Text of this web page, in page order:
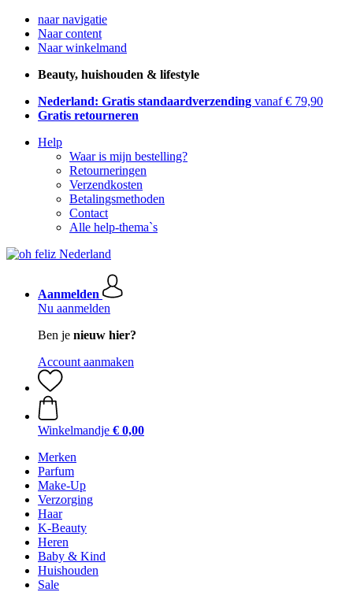
naar navigatie
Naar content
Naar winkelmand
Beauty, huishouden & lifestyle
Nederland: Gratis standaardverzending vanaf € 79,90
Gratis retourneren
Help
Waar is mijn bestelling?
Retourneringen
Verzendkosten
Betalingsmethoden
Contact
Alle help-thema`s
Aanmelden
Nu aanmelden
Ben je nieuw hier?
Account aanmaken
Winkelmandje € 0,00
Merken
Parfum
Make-Up
Verzorging
Haar
K-Beauty
Heren
Baby & Kind
Huishouden
Sale